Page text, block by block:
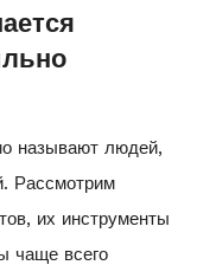
называют людей,
Рассмотрим
их инструменты
чаще всего